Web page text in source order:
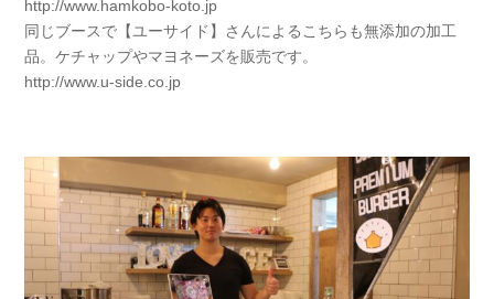
http://www.hamkobo-koto.jp
同じブースで【ユーサイド】さんによるこちらも無添加の加工
品。ケチャップやマヨネーズを販売です。
http://www.u-side.co.jp